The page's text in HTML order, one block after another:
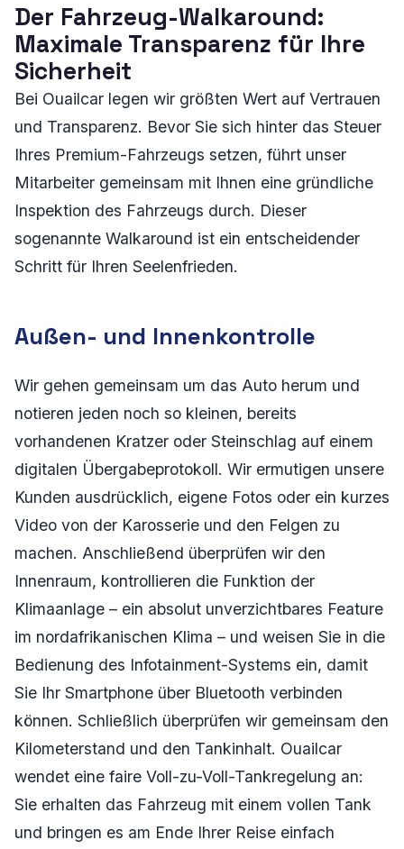
Der Fahrzeug-Walkaround:
Maximale Transparenz für Ihre
Sicherheit
Bei Ouailcar legen wir größten Wert auf Vertrauen
und Transparenz. Bevor Sie sich hinter das Steuer
Ihres Premium-Fahrzeugs setzen, führt unser
Mitarbeiter gemeinsam mit Ihnen eine gründliche
Inspektion des Fahrzeugs durch. Dieser
sogenannte Walkaround ist ein entscheidender
Schritt für Ihren Seelenfrieden.
Außen- und Innenkontrolle
Wir gehen gemeinsam um das Auto herum und
notieren jeden noch so kleinen, bereits
vorhandenen Kratzer oder Steinschlag auf einem
digitalen Übergabeprotokoll. Wir ermutigen unsere
Kunden ausdrücklich, eigene Fotos oder ein kurzes
Video von der Karosserie und den Felgen zu
machen. Anschließend überprüfen wir den
Innenraum, kontrollieren die Funktion der
Klimaanlage – ein absolut unverzichtbares Feature
im nordafrikanischen Klima – und weisen Sie in die
Bedienung des Infotainment-Systems ein, damit
Sie Ihr Smartphone über Bluetooth verbinden
können. Schließlich überprüfen wir gemeinsam den
Kilometerstand und den Tankinhalt. Ouailcar
wendet eine faire Voll-zu-Voll-Tankregelung an:
Sie erhalten das Fahrzeug mit einem vollen Tank
und bringen es am Ende Ihrer Reise einfach